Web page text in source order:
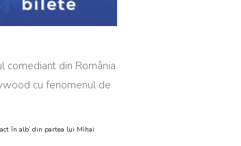
comediant din România
cu fenomenul de
în alb’ din partea lui Mihai